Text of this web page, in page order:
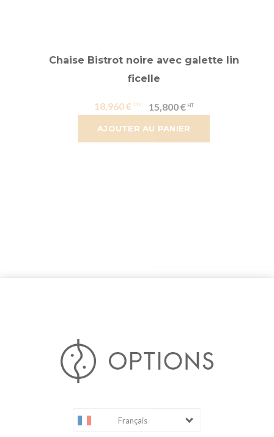
AJOUTER AU PANIER
Chaise Bistrot noire avec galette lin
ficelle
18,960 € 15,800 €
Français